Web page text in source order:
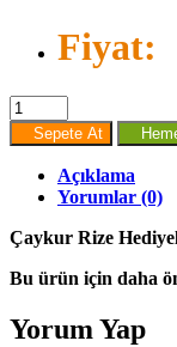
Fiyat:
Sepete At
Açıklama
Yorumlar (0)
Çaykur Rize
Bu ürün için daha
Yorum Yap